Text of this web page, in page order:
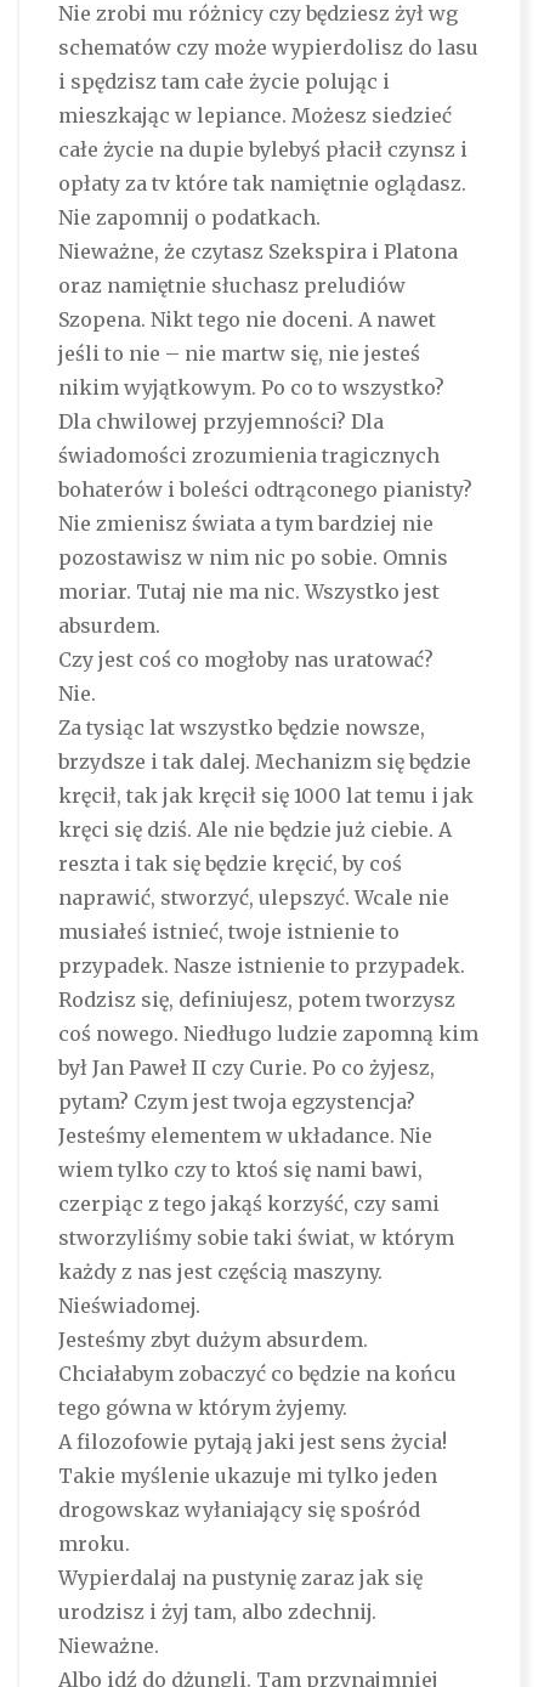
Nie zrobi mu różnicy czy będziesz żył wg
schematów czy może wypierdolisz do lasu
i spędzisz tam całe życie polując i
mieszkając w lepiance. Możesz siedzieć
całe życie na dupie bylebyś płacił czynsz i
opłaty za tv które tak namiętnie oglądasz.
Nie zapomnij o podatkach.
Nieważne, że czytasz Szekspira i Platona
oraz namiętnie słuchasz preludiów
Szopena. Nikt tego nie doceni. A nawet
jeśli to nie – nie martw się, nie jesteś
nikim wyjątkowym. Po co to wszystko?
Dla chwilowej przyjemności? Dla
świadomości zrozumienia tragicznych
bohaterów i boleści odtrąconego pianisty?
Nie zmienisz świata a tym bardziej nie
pozostawisz w nim nic po sobie. Omnis
moriar. Tutaj nie ma nic. Wszystko jest
absurdem.
Czy jest coś co mogłoby nas uratować?
Nie.
Za tysiąc lat wszystko będzie nowsze,
brzydsze i tak dalej. Mechanizm się będzie
kręcił, tak jak kręcił się 1000 lat temu i jak
kręci się dziś. Ale nie będzie już ciebie. A
reszta i tak się będzie kręcić, by coś
naprawić, stworzyć, ulepszyć. Wcale nie
musiałeś istnieć, twoje istnienie to
przypadek. Nasze istnienie to przypadek.
Rodzisz się, definiujesz, potem tworzysz
coś nowego. Niedługo ludzie zapomną kim
był Jan Paweł II czy Curie. Po co żyjesz,
pytam? Czym jest twoja egzystencja?
Jesteśmy elementem w układance. Nie
wiem tylko czy to ktoś się nami bawi,
czerpiąc z tego jakąś korzyść, czy sami
stworzyliśmy sobie taki świat, w którym
każdy z nas jest częścią maszyny.
Nieświadomej.
Jesteśmy zbyt dużym absurdem.
Chciałabym zobaczyć co będzie na końcu
tego gówna w którym żyjemy.
A filozofowie pytają jaki jest sens życia!
Takie myślenie ukazuje mi tylko jeden
drogowskaz wyłaniający się spośród
mroku.
Wypierdalaj na pustynię zaraz jak się
urodzisz i żyj tam, albo zdechnij.
Nieważne.
Albo idź do dżungli. Tam przynajmniej